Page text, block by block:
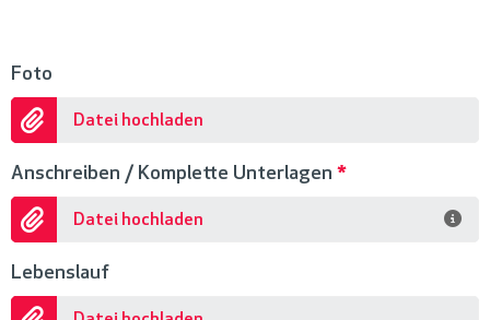
Foto
Datei hochladen
Anschreiben / Komplette Unterlagen *
Datei hochladen
Lebenslauf